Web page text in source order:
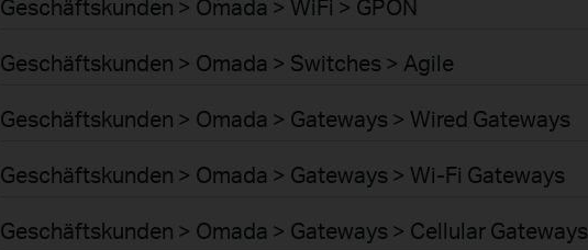
Geschäftskunden > Omada > WiFi > GPON
Geschäftskunden > Omada > Switches > Agile
Geschäftskunden > Omada > Gateways > Wired Gateways
Geschäftskunden > Omada > Gateways > Wi-Fi Gateways
Geschäftskunden > Omada > Gateways > Cellular Gateways